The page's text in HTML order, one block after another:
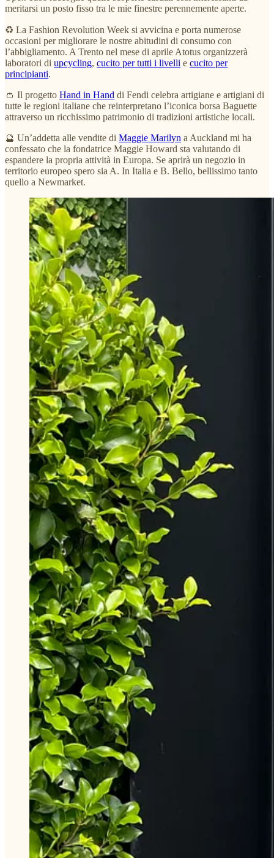
meritarsi un posto fisso tra le mie finestre perennemente aperte.
♻️ La Fashion Revolution Week si avvicina e porta numerose
occasioni per migliorare le nostre abitudini di consumo con
l’abbigliamento. A Trento nel mese di aprile Atotus organizzerà
laboratori di upcycling, cucito per tutti i livelli e cucito per
principianti.
👛 Il progetto Hand in Hand di Fendi celebra artigiane e artigiani di
tutte le regioni italiane che reinterpretano l’iconica borsa Baguette
attraverso un ricchissimo patrimonio di tradizioni artistiche locali.
🔮 Un’addetta alle vendite di Maggie Marilyn a Auckland mi ha
confessato che la fondatrice Maggie Howard sta valutando di
espandere la propria attività in Europa. Se aprirà un negozio in
territorio europeo spero sia A. In Italia e B. Bello, bellissimo tanto
quello a Newmarket.